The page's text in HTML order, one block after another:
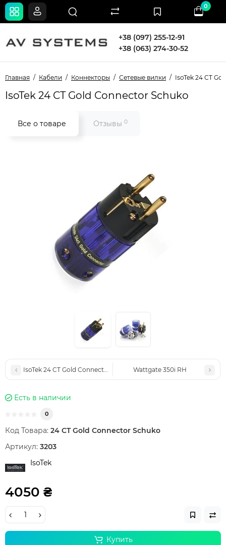
+38 (097) 255-12-91
+38 (063) 274-30-52
0
Главная Кабели Коннекторы Сетевые вилки IsoTek 24 CT
IsoTek 24 CT Gold Connector Schuko
Все о товаре Отзывы 0
IsoTek 24 CT Gold Connector IEC Wattgate 350i RH
Есть в наличии
0
Код Товара: 24 CT Gold Connector Schuko
Артикул: 3203
IsoTek
4050 ₴
Купить